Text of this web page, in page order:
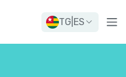
TG ES